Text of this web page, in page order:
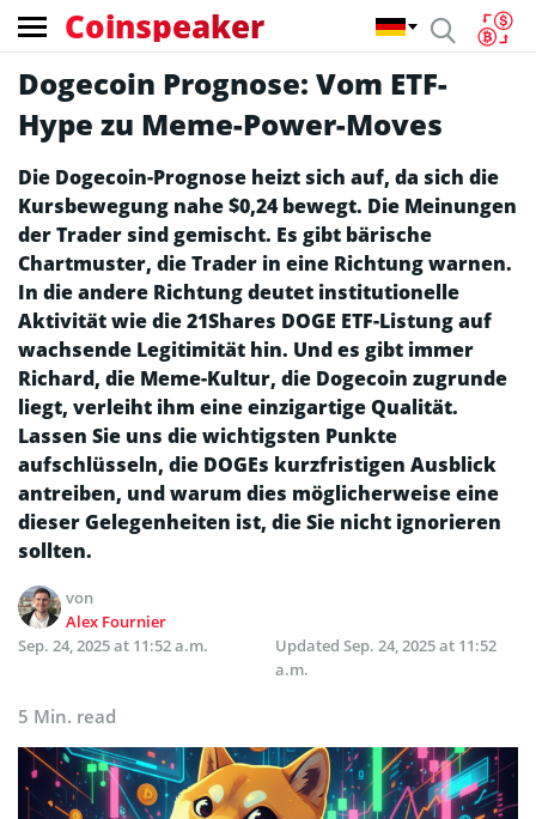
Coinspeaker
Dogecoin Prognose: Vom ETF-
Hype zu Meme-Power-Moves
Die Dogecoin-Prognose heizt sich auf, da sich die
Kursbewegung nahe $0,24 bewegt. Die Meinungen
der Trader sind gemischt. Es gibt bärische
Chartmuster, die Trader in eine Richtung warnen.
In die andere Richtung deutet institutionelle
Aktivität wie die 21Shares DOGE ETF-Listung auf
wachsende Legitimität hin. Und es gibt immer
Richard, die Meme-Kultur, die Dogecoin zugrunde
liegt, verleiht ihm eine einzigartige Qualität.
Lassen Sie uns die wichtigsten Punkte
aufschlüsseln, die DOGEs kurzfristigen Ausblick
antreiben, und warum dies möglicherweise eine
dieser Gelegenheiten ist, die Sie nicht ignorieren
sollten.
von
Alex Fournier
Sep. 24, 2025 at 11:52 a.m.
Updated Sep. 24, 2025 at 11:52
a.m.
5 Min. read